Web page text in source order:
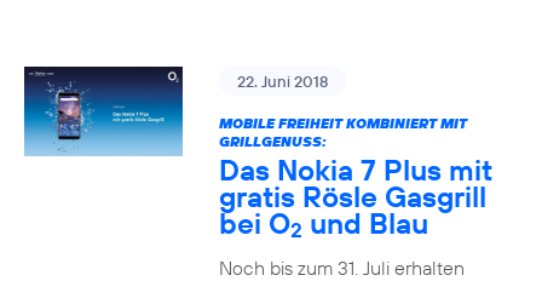
22. Juni 2018
MOBILE FREIHEIT KOMBINIERT MIT
GRILLGENUSS:
Das Nokia 7 Plus mit
gratis Rösle Gasgrill
bei O2 und Blau
Noch bis zum 31. Juli erhalten